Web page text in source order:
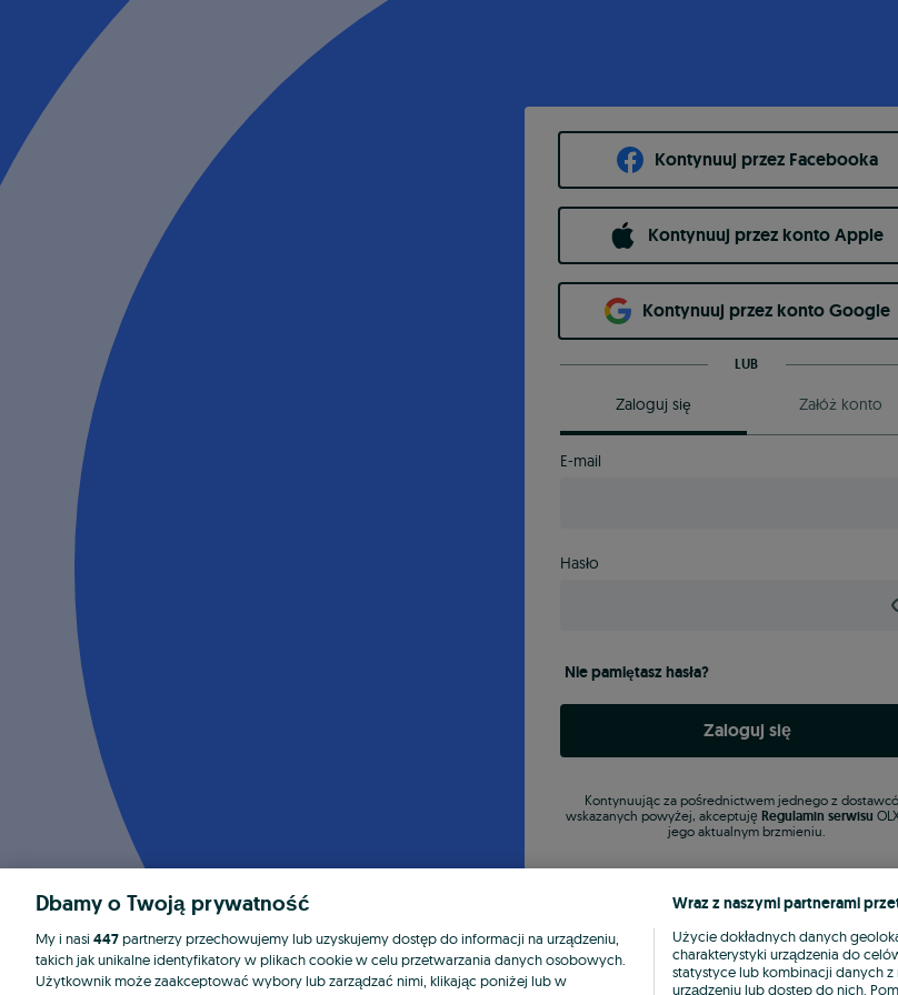
Kontynuuj przez Facebooka
Kontynuuj przez konto Apple
Kontynuuj przez konto Google
LUB
Zaloguj się Załóż konto
E-mail
Hasło
Nie pamiętasz hasła?
Zaloguj się
Kontynuując za pośrednictwem jednego z
wskazanych powyżej, akceptuję Regulamin serwisu
jego aktualnym brzmieniu.
Dbamy o Twoją prywatność
My i nasi 447partnerzy przechowujemy lub uzyskujemy dostęp do informacji na urządzeniu,
takich jak unikalne identyfikatory w plikach cookie w celu przetwarzania danych osobowych.
Użytkownik może zaakceptować wybory lub zarządzać nimi, klikając poniżej lub w
Wraz z naszymi partnerami
Użycie dokładnych danych
charakterystyki urządzenia do
statystyce lub kombinacji danych
urządzeniu lub dostęp do nich.